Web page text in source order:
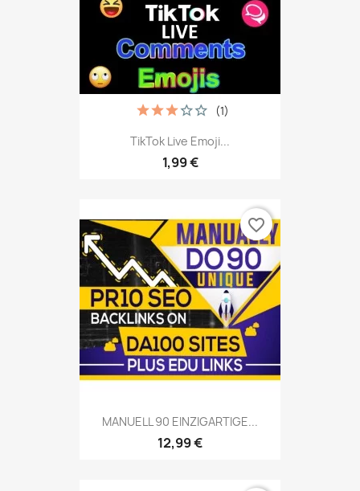
TikTok Live Emoji...
1,99 €
(1)
MANUELL 90 EINZIGARTIGE...
12,99 €
favorite_border